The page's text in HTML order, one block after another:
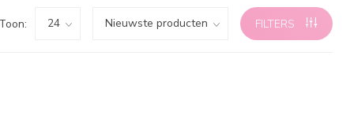
Toon: FILTERS